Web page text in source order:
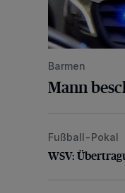
Barmen
Mann
WSV:
Fußball-Pokal
WSV: